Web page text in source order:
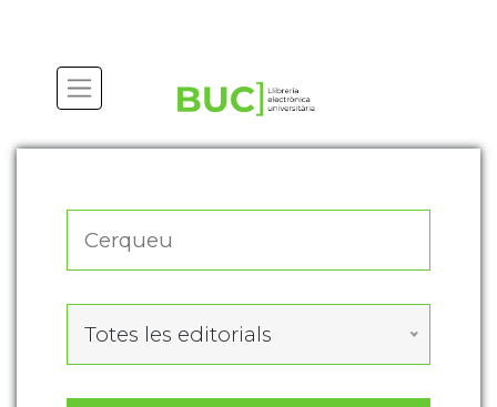
Totes les editorials